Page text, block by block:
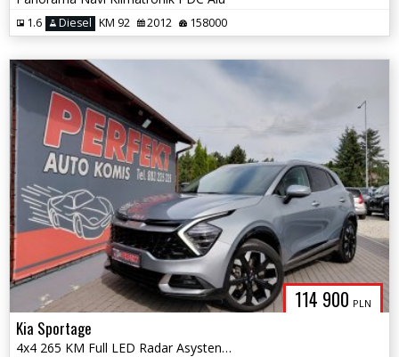
1.6 Diesel KM 92 2012 158000
114 900 PLN
Kia Sportage
4x4 265 KM Full LED Radar Asystent Kamera